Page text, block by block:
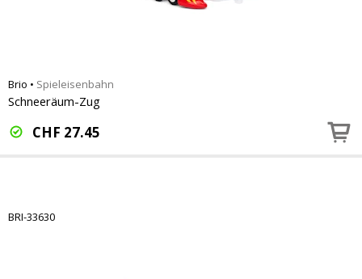
Brio • Spieleisenbahn
Schneeräum-Zug
CHF 27.45
BRI-33630